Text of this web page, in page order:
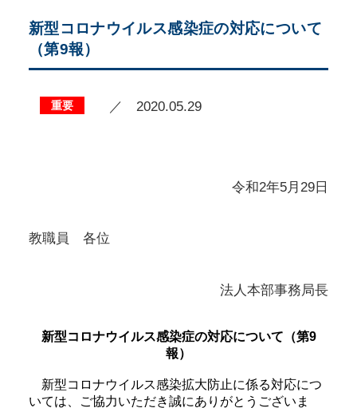
新型コロナウイルス感染症の対応について
（第9報）
重要 ／ 2020.05.29
令和2年5月29日
教職員 各位
法人本部事務局長
新型コロナウイルス感染症の対応について（第9
報）
新型コロナウイルス感染拡大防止に係る対応につ
いては、ご協力いただき誠にありがとうございま